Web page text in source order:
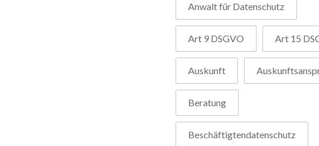
Anwalt für Datenschutz
Art 9 DSGVO Art 15
Auskunft
Beratung
Beschäftigtendatenschutz